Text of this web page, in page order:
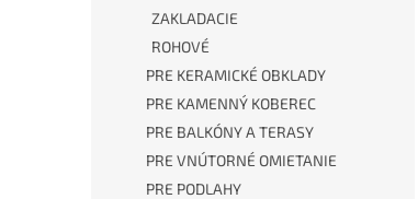
ZAKLADACIE
ROHOVÉ
PRE KERAMICKÉ OBKLADY
PRE KAMENNÝ KOBEREC
PRE BALKÓNY A TERASY
PRE VNÚTORNÉ OMIETANIE
PRE PODLAHY